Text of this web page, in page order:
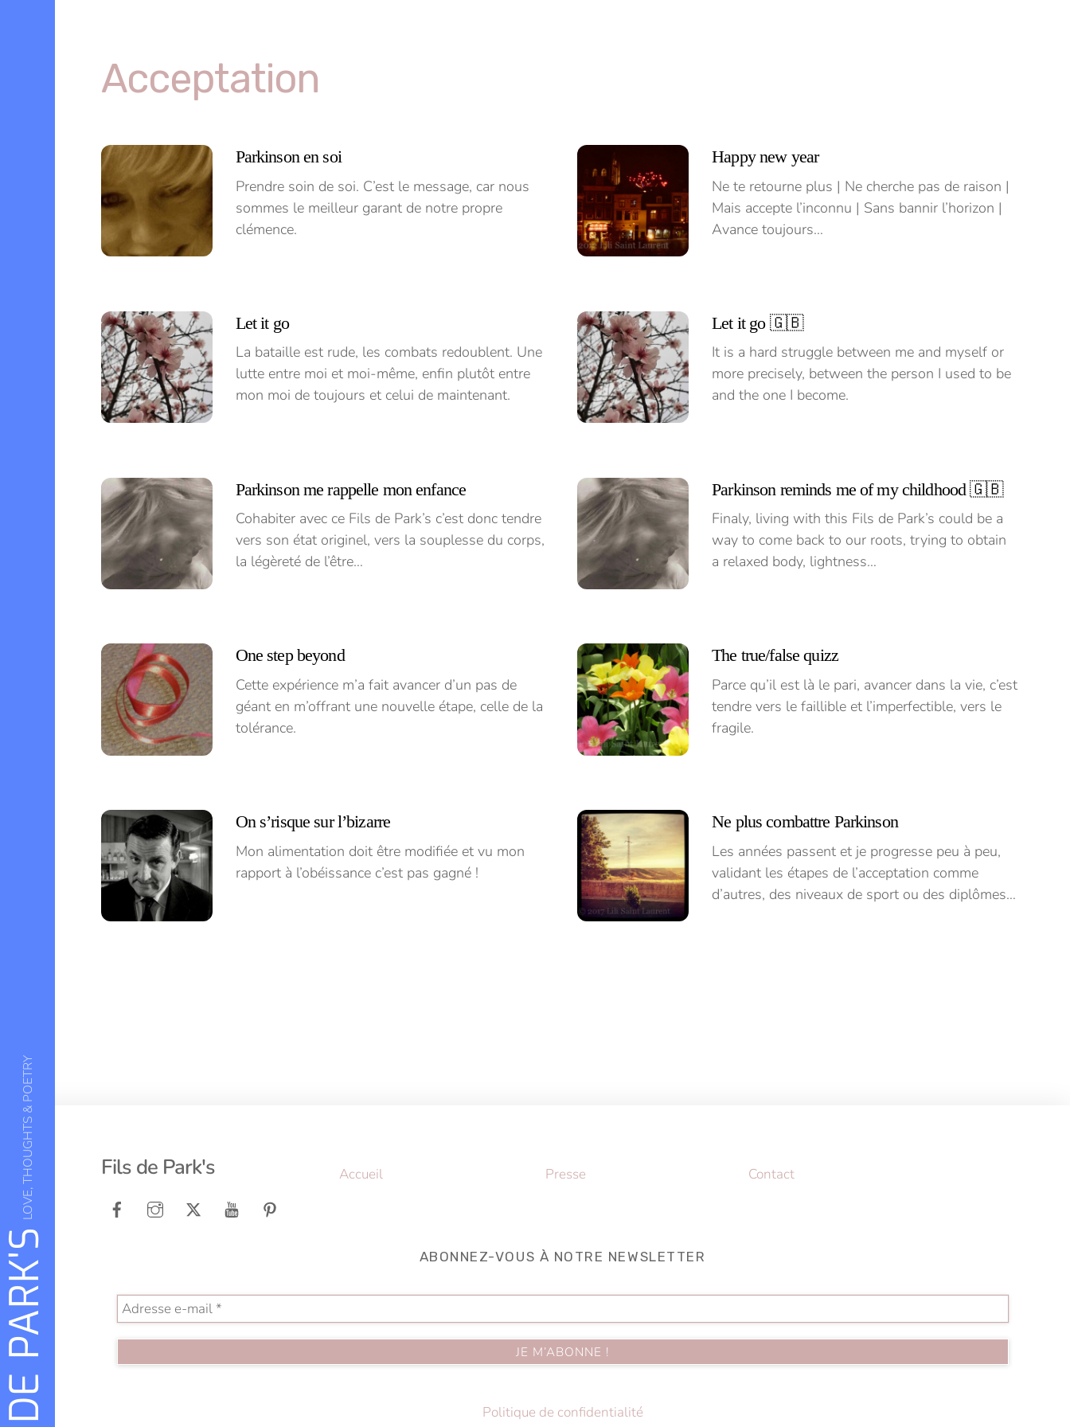
LOVE, THOUGHTS & POETRY
Acceptation
Parkinson en soi
Prendre soin de soi. C’est le message, car nous
sommes le meilleur garant de notre propre
clémence.
Happy new year
Ne te retourne plus | Ne cherche pas de raison |
Mais accepte l’inconnu | Sans bannir l’horizon |
Avance toujours…
Let it go
La bataille est rude, les combats redoublent. Une
lutte entre moi et moi-même, enfin plutôt entre
mon moi de toujours et celui de maintenant.
Let it go 🇬🇧
It is a hard struggle between me and myself or
more precisely, between the person I used to be
and the one I become.
Parkinson me rappelle mon enfance
Cohabiter avec ce Fils de Park’s c’est donc tendre
vers son état originel, vers la souplesse du corps,
la légèreté de l’être…
Parkinson reminds me of my childhood 🇬🇧
Finaly, living with this Fils de Park’s could be a
way to come back to our roots, trying to obtain
a relaxed body, lightness…
One step beyond
Cette expérience m’a fait avancer d’un pas de
géant en m’offrant une nouvelle étape, celle de la
tolérance.
The true/false quizz
Parce qu’il est là le pari, avancer dans la vie, c’est
tendre vers le faillible et l’imperfectible, vers le
fragile.
On s’risque sur l’bizarre
Mon alimentation doit être modifiée et vu mon
rapport à l’obéissance c’est pas gagné !
Ne plus combattre Parkinson
Les années passent et je progresse peu à peu,
validant les étapes de l’acceptation comme
d’autres, des niveaux de sport ou des diplômes…
To
Fils de Park's Accueil Presse Contact
ABONNEZ-VOUS À NOTRE NEWSLETTER
Politique de confidentialité